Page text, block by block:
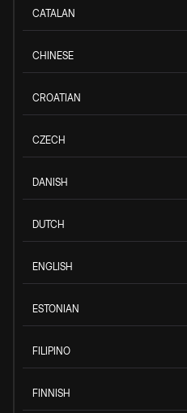
CATALAN
CHINESE
CROATIAN
CZECH
DANISH
DUTCH
ENGLISH
ESTONIAN
FILIPINO
FINNISH